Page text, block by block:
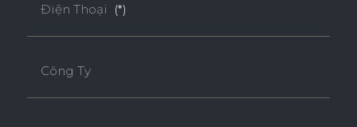
Điện Thoại (*)
Công Ty